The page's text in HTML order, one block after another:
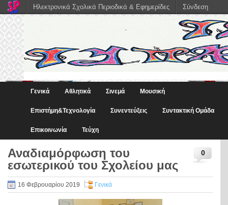
Γενικά Αθλητικά Σινεμά Μουσική
Eπιστήμη&Τεχνολογία Συνεντεύξεις Συντακτική Ομάδα
Επικοινωνία Τεύχη
0
Αναδιαμόρφωση του
εσωτερικού του Σχολείου μας
16 Φεβρουαρίου 2019 Γενικά
Ηλεκτρονικά Σχολικά Περιοδικά & Εφημερίδες Σύνδεση